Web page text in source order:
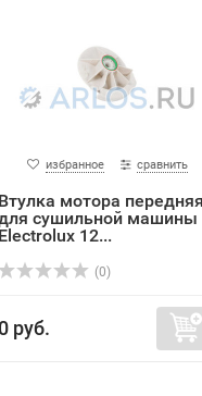
избранное сравнить
Втулка мотора
сушильной машины
Electrolux 12...
(0)
0 руб.